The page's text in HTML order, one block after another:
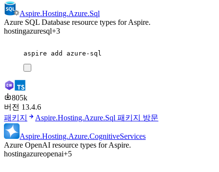
Aspire.Hosting.Azure.Sql
Azure SQL Database resource types for Aspire.
hostingazuresql+3
aspire add azure-sql
805k
버전 13.4.6
패키지
Aspire.Hosting.Azure.Sql 패키지 방문
Aspire.Hosting.Azure.CognitiveServices
Azure OpenAI resource types for Aspire.
hostingazureopenai+5